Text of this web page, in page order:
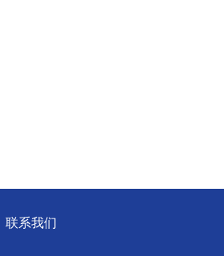
联系我们